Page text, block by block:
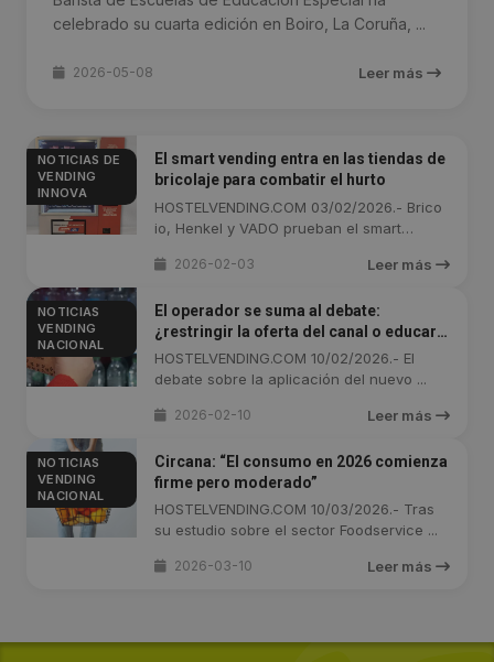
celebrado su cuarta edición en Boiro, La Coruña, ...
2026-05-08 Leer más
NOTICIAS DE
VENDING
INNOVA
El smart vending entra en las tiendas de
bricolaje para combatir el hurto
HOSTELVENDING.COM 03/02/2026.- Brico
io, Henkel y VADO prueban el smart
2026-02-03 Leer más
NOTICIAS
VENDING
NACIONAL
El operador se suma al debate:
¿restringir la oferta del canal o educar
al usuario final?
HOSTELVENDING.COM 10/02/2026.- El
debate sobre la aplicación del nuevo ...
2026-02-10 Leer más
NOTICIAS
VENDING
NACIONAL
Circana: “El consumo en 2026 comienza
firme pero moderado”
HOSTELVENDING.COM 10/03/2026.- Tras
su estudio sobre el sector Foodservice ...
2026-03-10 Leer más